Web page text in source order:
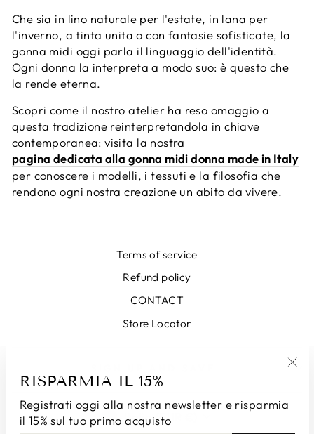
RISPARMIA IL 15%
Registrati oggi alla nostra newsletter e risparmia
il 15% sul tuo primo acquisto
Che sia in lino naturale per l'estate, in lana per
l'inverno, a tinta unita o con fantasie sofisticate, la
gonna midi oggi parla il linguaggio dell'identità.
Ogni donna la interpreta a modo suo: è questo che
la rende eterna.
Scopri come il nostro atelier ha reso omaggio a
questa tradizione reinterpretandola in chiave
contemporanea: visita la nostra
pagina dedicata alla gonna midi donna made in Italy
per conoscere i modelli, i tessuti e la filosofia che
rendono ogni nostra creazione un abito da vivere.
Terms of service
Refund policy
CONTACT
Store Locator
VALUTA
Italia (EUR €)